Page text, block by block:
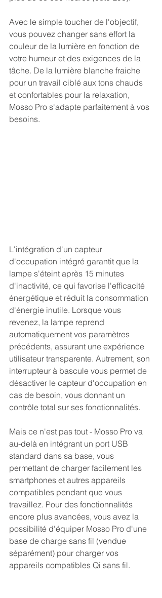
Avec le simple toucher de l'objectif,
vous pouvez changer sans effort la
couleur de la lumière en fonction de
votre humeur et des exigences de la
tâche. De la lumière blanche fraiche
pour un travail ciblé aux tons chauds
et confortables pour la relaxation,
Mosso Pro s'adapte parfaitement à vos
besoins.
L'intégration d'un capteur
d'occupation intégré garantit que la
lampe s'éteint après 15 minutes
d'inactivité, ce qui favorise l'efficacité
énergétique et réduit la consommation
d'énergie inutile. Lorsque vous
revenez, la lampe reprend
automatiquement vos paramètres
précédents, assurant une expérience
utilisateur transparente. Autrement, son
interrupteur à bascule vous permet de
désactiver le capteur d'occupation en
cas de besoin, vous donnant un
contrôle total sur ses fonctionnalités.
Mais ce n'est pas tout - Mosso Pro va
au-delà en intégrant un port USB
standard dans sa base, vous
permettant de charger facilement les
smartphones et autres appareils
compatibles pendant que vous
travaillez. Pour des fonctionnalités
encore plus avancées, vous avez la
possibilité d'équiper Mosso Pro d'une
base de charge sans fil (vendue
séparément) pour charger vos
appareils compatibles Qi sans fil.